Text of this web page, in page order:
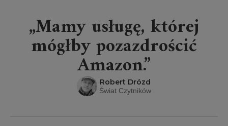
„Mamy usługę, której
mógłby pozazdrościć
Amazon.”
Robert Drózd
Świat Czytników